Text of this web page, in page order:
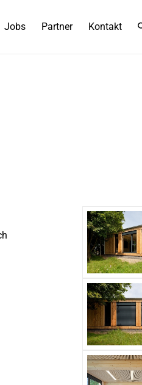
Jobs Partner Kontakt